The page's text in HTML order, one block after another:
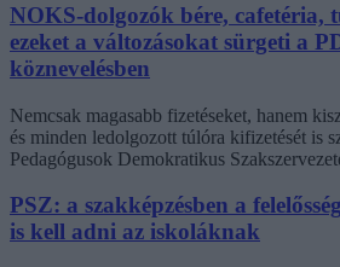
NOKS-dolgozók bére, cafetéria,
ezeket a változásokat sürgeti a
köznevelésben
Nemcsak magasabb fizetéseket, hanem
és minden ledolgozott túlóra kifizetését is
Pedagógusok Demokratikus
PSZ: a szakképzésben a
is kell adni az iskoláknak